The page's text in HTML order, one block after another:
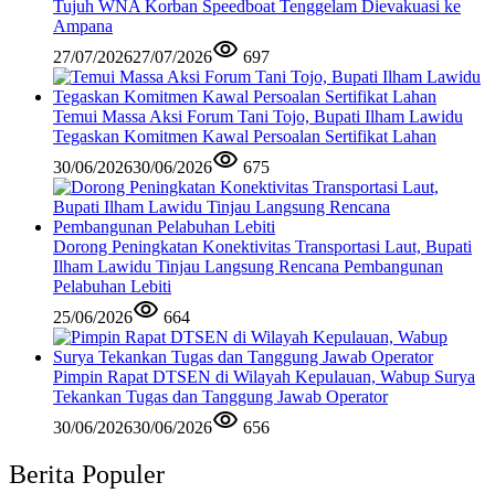
Tujuh WNA Korban Speedboat Tenggelam Dievakuasi ke
Ampana
27/07/202627/07/2026 697
Temui Massa Aksi Forum Tani Tojo, Bupati Ilham Lawidu
Tegaskan Komitmen Kawal Persoalan Sertifikat Lahan
30/06/202630/06/2026 675
Dorong Peningkatan Konektivitas Transportasi Laut, Bupati
Ilham Lawidu Tinjau Langsung Rencana Pembangunan
Pelabuhan Lebiti
25/06/2026
664
Pimpin Rapat DTSEN di Wilayah Kepulauan, Wabup Surya
Tekankan Tugas dan Tanggung Jawab Operator
30/06/202630/06/2026 656
Berita Populer